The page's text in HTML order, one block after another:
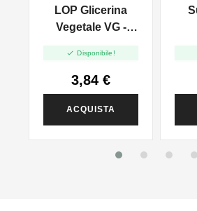
LOP Glicerina
Vegetale VG -
 Disponibile!
3,84 €
ACQUISTA